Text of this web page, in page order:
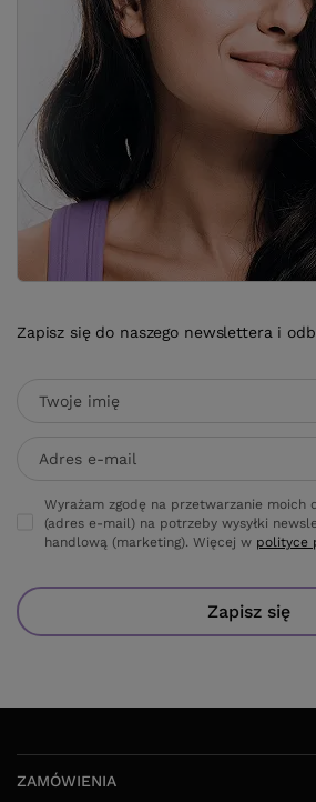
Zapisz się do naszego newslettera i
Twoje imię
Adres e-mail
Wyrażam zgodę na przetwarzanie moich
(adres e-mail) na potrzeby wysyłki
handlową (marketing). Więcej w polityce
Zapisz się
ZAMÓWIENIA